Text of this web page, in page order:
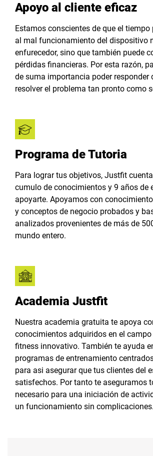
Apoyo al cliente eficaz
Estamos conscientes de que el
al mal funcionamiento del dispositivo
enfurecedor, sino que también puede
pérdidas financieras. Por esta razón,
de suma importancia poder responder
resolver el problema tan pronto como
Programa de Tutoria
Para lograr tus objetivos, Justfit
cumulo de conocimientos y 9 años de
apoyarte. Apoyamos con
y conceptos de negocio probados y
analizados provenientes de más de
mundo entero.
Academia Justfit
Nuestra academia gratuita te apoya
conocimientos adquiridos en el
fitness innovativo. También te ayuda
programas de entrenamiento
para asi asegurar que tus clientes del
satisfechos. Por tanto te aseguramos
necesario para una iniciación de
un funcionamiento sin complicaciones.